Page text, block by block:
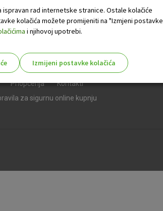
Priopćenja
Kontakti
za sigurnu online kupnju
rad internetske stranice. Ostale kolačiće
kolačića možete promijeniti na "Izmjeni postavke
i njihovoj upotrebi.
Izmijeni postavke kolačića